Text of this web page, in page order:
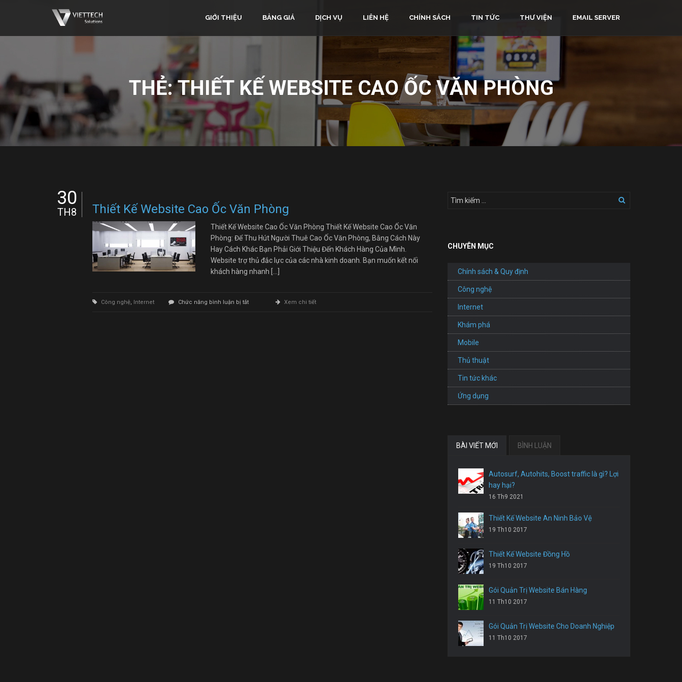
GIỚI THIỆU BẢNG GIÁ DỊCH VỤ LIÊN HỆ CHÍNH SÁCH TIN TỨC THƯ VIỆN EMAIL SERVER
THẺ:THIẾT KẾ WEBSITE CAO ỐC VĂN PHÒNG
Thiết Kế Website Cao Ốc Văn Phòng
30
TH8
Thiết Kế Website Cao Ốc Văn Phòng Thiết Kế Website Cao Ốc Văn
Phòng: Để Thu Hút Người Thuê Cao Ốc Văn Phòng, Bằng Cách Này
Hay Cách Khác Bạn Phải Giới Thiệu Đến Khách Hàng Của Mình.
Website trợ thủ đắc lực của các nhà kinh doanh. Bạn muốn kết nối
khách hàng nhanh […]
Công nghệ, Internet Chức năng bình luận bị tắtở
Xem chi tiết
CHUYÊN MỤC
Chính sách & Quy định
Công nghệ
Internet
Khám phá
Mobile
Thủ thuật
Tin tức khác
Ứng dụng
BÀI VIẾT MỚI BÌNH LUẬN
Autosurf, Autohits, Boost traffic là gì? Lợi
hay hại?
16 Th9 2021
Thiết Kế Website An Ninh Bảo Vệ
19 Th10 2017
Thiết Kế Website Đồng Hồ
19 Th10 2017
Gói Quản Trị Website Bán Hàng
11 Th10 2017
Gói Quản Trị Website Cho Doanh Nghiệp
11 Th10 2017